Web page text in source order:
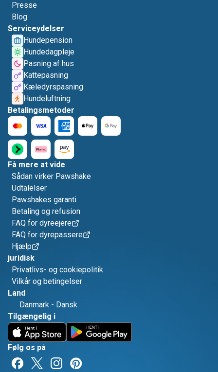
Presse
Blog
Serviceydelser
Hundepension
Hundedagpleje
Pasning af hus
Kattepasning
Kæledyrspasning
Hundeluftning
Betalingsmetoder
Få mere at vide
Sådan virker Pawshake
Udtalelser
Pawshakes garanti
Betaling og refusion
FAQ for dyreejere
FAQ for dyrepassere
Hjælp
juridisk
Privatlivs- og cookiepolitik
Vilkår og betingelser
Land
Danmark - Dansk
Tilgængelig i
Følg os på